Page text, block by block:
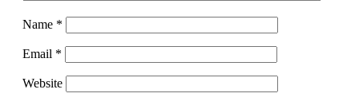
Name *
Email *
Website